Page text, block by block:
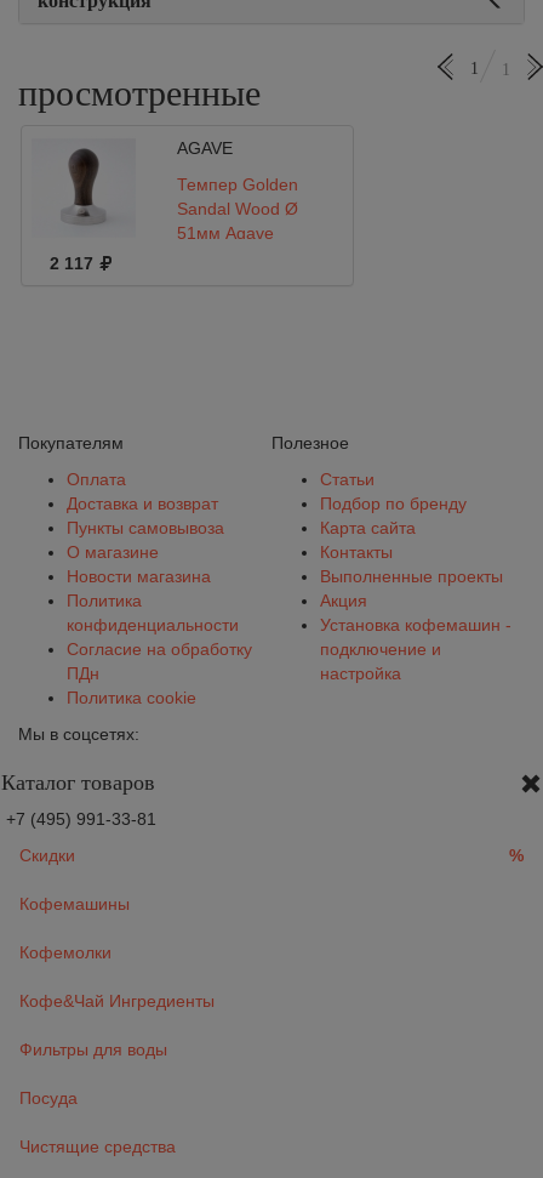
просмотренные
1 1
AGAVE
Темпер Golden
Sandal Wood Ø
51мм Agave
2 117
Покупателям
Оплата
Доставка и возврат
Пункты самовывоза
О магазине
Новости магазина
Политика
конфиденциальности
Согласие на обработку
ПДн
Политика cookie
Полезное
Статьи
Подбор по бренду
Карта сайта
Контакты
Выполненные проекты
Акция
Установка кофемашин -
подключение и
настройка
Мы в соцсетях:
Каталог товаров
+7 (495) 991-33-81
Скидки
%
Кофемашины
Кофемолки
Кофе&Чай Ингредиенты
Фильтры для воды
Посуда
Чистящие средства